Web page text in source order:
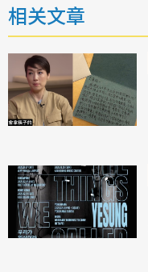
相关文章